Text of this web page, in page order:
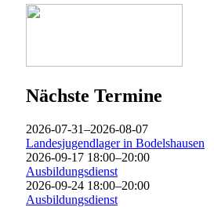
Nächste Termine
2026-07-31–2026-08-07
Landesjugendlager in Bodelshausen
2026-09-17 18:00–20:00
Ausbildungsdienst
2026-09-24 18:00–20:00
Ausbildungsdienst